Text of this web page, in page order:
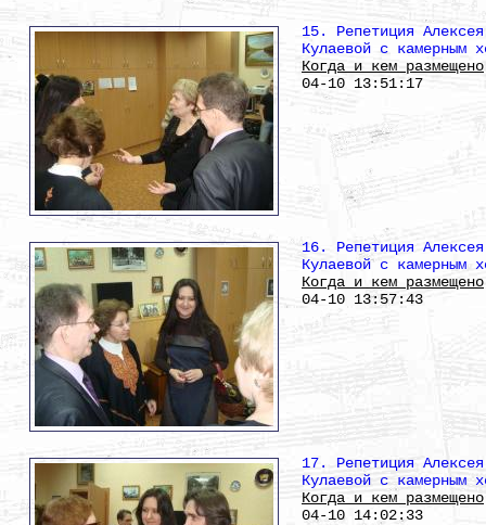
15. Репетиция
Кулаевой с камерным
Когда и кем размещено
04-10 13:51:17
16. Репетиция
Кулаевой с камерным
Когда и кем размещено
04-10 13:57:43
17. Репетиция
Кулаевой с камерным
Когда и кем размещено
04-10 14:02:33